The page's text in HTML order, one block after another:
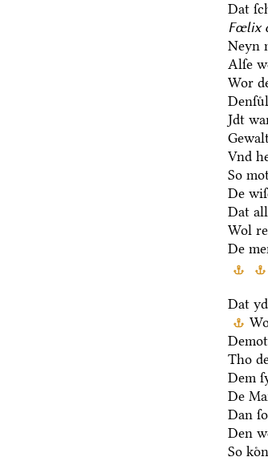
Dat
Fœlix
Neyn
Alſe
Wor
Jdt
Vnd
So
De
Dat
Wol
De
Dat
Tho
Dem
De
Dan
Den
So